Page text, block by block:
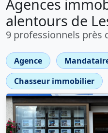
Agences
alentours de
9 professionnels près
Agence
Chasseur immobilier